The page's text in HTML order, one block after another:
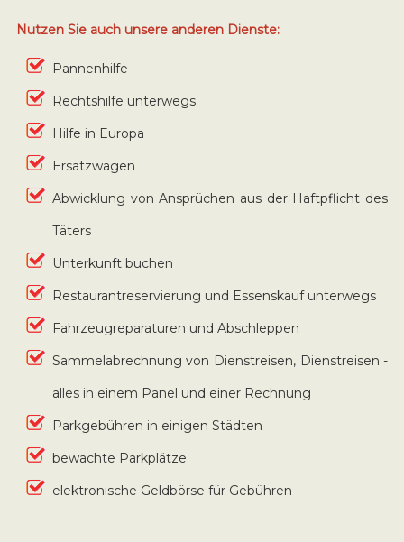
Nutzen Sie auch unsere anderen Dienste:
Pannenhilfe
Rechtshilfe unterwegs
Hilfe in Europa
Ersatzwagen
Abwicklung von Ansprüchen aus der Haftpflicht des
Täters
Unterkunft buchen
Restaurantreservierung und Essenskauf unterwegs
Fahrzeugreparaturen und Abschleppen
Sammelabrechnung von Dienstreisen, Dienstreisen -
alles in einem Panel und einer Rechnung
Parkgebühren in einigen Städten
bewachte Parkplätze
elektronische Geldbörse für Gebühren